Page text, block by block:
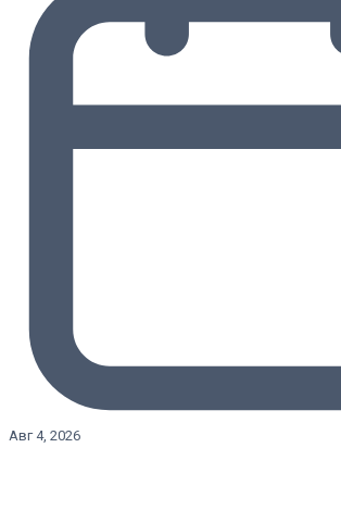
Авг 4, 2026